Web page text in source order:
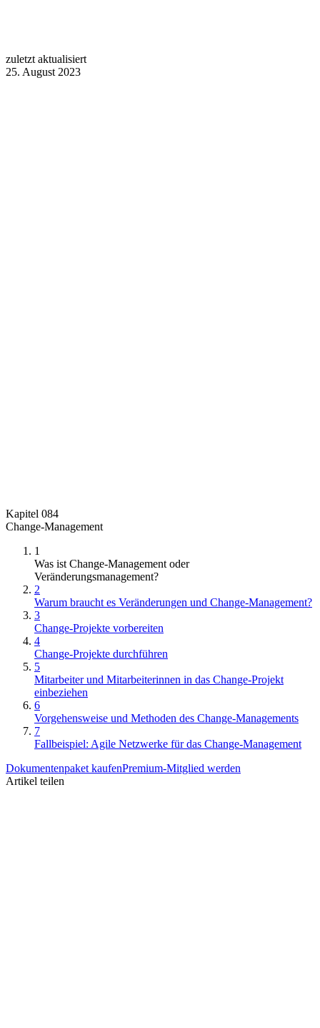
zuletzt aktualisiert
25. August 2023
Kapitel 084
Change-Management
1
Was ist Change-Management oder
Veränderungsmanagement?
2
Warum braucht es Veränderungen und Change-Management?
3
Change-Projekte vorbereiten
4
Change-Projekte durchführen
5
Mitarbeiter und Mitarbeiterinnen in das Change-Projekt
einbeziehen
6
Vorgehensweise und Methoden des Change-Managements
7
Fallbeispiel: Agile Netzwerke für das Change-Management
Dokumentenpaket kaufenPremium-Mitglied werden
Artikel teilen